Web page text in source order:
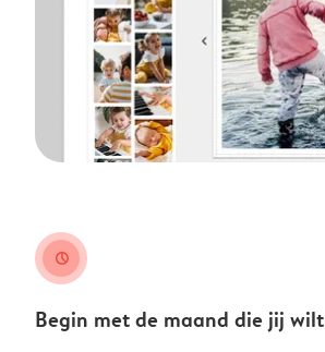
clock
Begin met de maand die jij wilt